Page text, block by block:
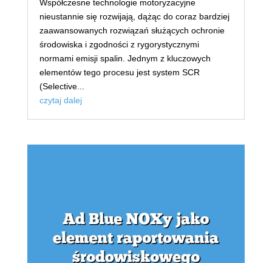
Współczesne technologie motoryzacyjne
nieustannie się rozwijają, dążąc do coraz bardziej
zaawansowanych rozwiązań służących ochronie
środowiska i zgodności z rygorystycznymi
normami emisji spalin. Jednym z kluczowych
elementów tego procesu jest system SCR
(Selective...
czytaj dalej